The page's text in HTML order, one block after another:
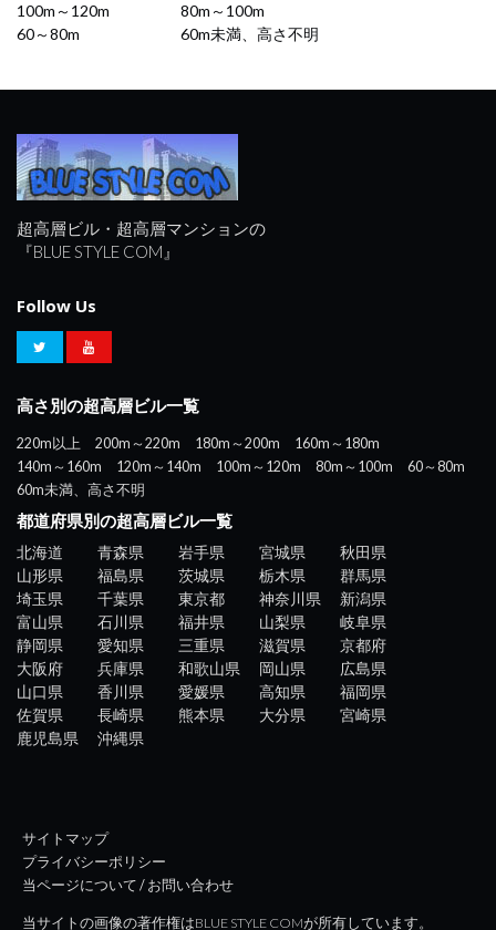
100m～120m
80m～100m
60～80m
60m未満、高さ不明
超高層ビル・超高層マンションの
『BLUE STYLE COM』
Follow Us
高さ別の超高層ビル一覧
220m以上 200m～220m 180m～200m
160m～180m
140m～160m
120m～140m 100m～120m 80m～100m
60～80m
60m未満、高さ不明
都道府県別の超高層ビル一覧
北海道 青森県 岩手県 宮城県
秋田県
山形県
福島県 茨城県 栃木県
群馬県
埼玉県
千葉県 東京都 神奈川県
新潟県
富山県
石川県 福井県 山梨県
岐阜県
静岡県
愛知県 三重県 滋賀県
京都府
大阪府
兵庫県 和歌山県 岡山県
広島県
山口県
香川県 愛媛県 高知県
福岡県
佐賀県
長崎県 熊本県 大分県
宮崎県
鹿児島県
沖縄県
サイトマップ
プライバシーポリシー
当ページについて / お問い合わせ
当サイトの画像の著作権はBLUE STYLE COMが所有しています。